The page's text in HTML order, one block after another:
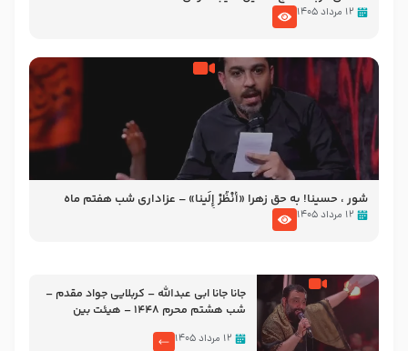
۱۲ مرداد ۱۴۰۵
شور ، حسینا! به‌ حق زهرا «أُنْظُرْ إِلَینا» – عزاداری شب هفتم ماه
محرّم 1405
۱۲ مرداد ۱۴۰۵
جانا جانا ابی عبدالله – کربلایی جواد مقدم –
شب هشتم محرم 1448 – هیئت بین
۱۲ مرداد ۱۴۰۵